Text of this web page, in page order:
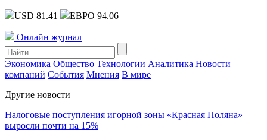
USD 81.41 ЕВРО 94.06
Онлайн журнал
Экономика Общество Технологии Аналитика Новости
компаний События Мнения В мире
Другие новости
Налоговые поступления игорной зоны «Красная Поляна»
выросли почти на 15%